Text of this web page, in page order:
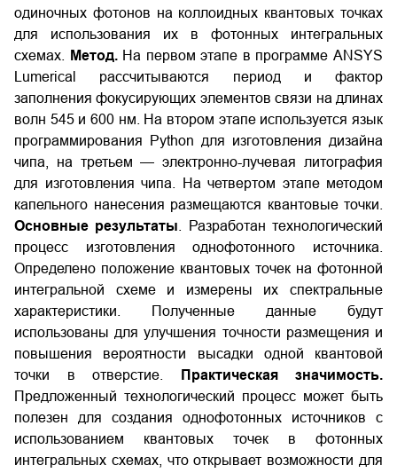
одиночных фотонов на коллоидных квантовых точках
для использования их в фотонных интегральных
схемах.
Метод.На первом этапе в программе ANSYS
Lumerical рассчитываются период и фактор
заполнения фокусирующих элементов связи на длинах
волн 545 и 600 нм. На втором этапе используется язык
программирования Python для изготовления дизайна
чипа, на третьем — электронно-лучевая литография
для изготовления чипа. На четвертом этапе методом
капельного нанесения размещаются квантовые точки.
Основные результаты . Разработан технологический
процесс изготовления однофотонного источника.
Определено положение квантовых точек на фотонной
интегральной схеме и измерены их спектральные
характеристики. Полученные данные будут
использованы для улучшения точности размещения и
повышения вероятности высадки одной квантовой
точки в отверстие.
Практическая значимость.
Предложенный технологический процесс может быть
полезен для создания однофотонных источников с
использованием квантовых точек в фотонных
интегральных схемах, что открывает возможности для